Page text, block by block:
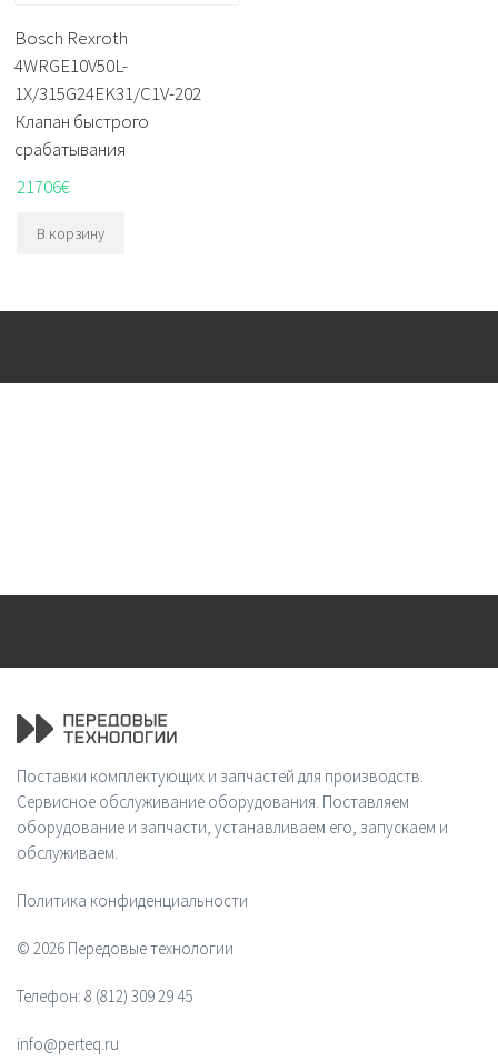
Bosch Rexroth
4WRGE10V50L-
1X/315G24EK31/C1V-202
Клапан быстрого
срабатывания
21706€
В корзину
Поставки комплектующих и запчастей для производств.
Сервисное обслуживание оборудования. Поставляем
оборудование и запчасти, устанавливаем его, запускаем и
обслуживаем.
Политика конфиденциальности
© 2026 Передовые технологии
Телефон: 8 (812) 309 29 45
info@perteq.ru